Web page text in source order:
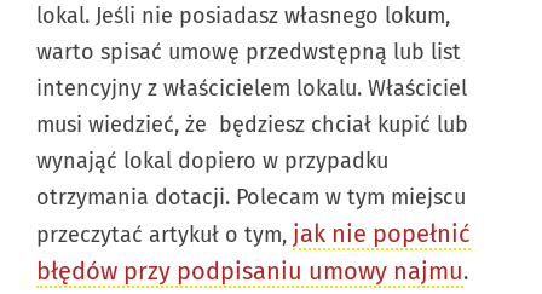
lokal. Jeśli nie posiadasz własnego lokum,
warto spisać umowę przedwstępną lub list
intencyjny z właścicielem lokalu. Właściciel
musi wiedzieć, że będziesz chciał kupić lub
wynająć lokal dopiero w przypadku
otrzymania dotacji. Polecam w tym miejscu
przeczytać artykuł o tym, jak nie popełnić
błędów przy podpisaniu umowy najmu.